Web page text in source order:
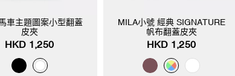
車主題圖案小型翻蓋
皮夾
HKD 1,250
MILA小號 經典 SIGNATURE
帆布翻蓋皮夾
HKD 1,250